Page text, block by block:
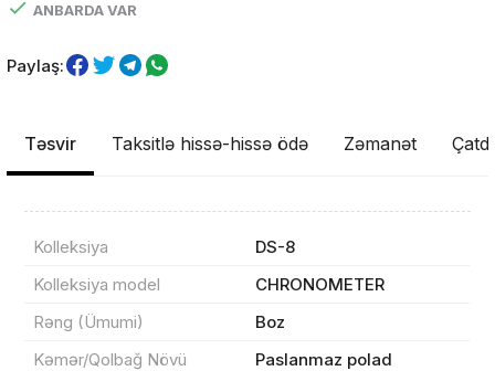
ANBARDA VAR
Paylaş:
Təsvir Taksitlə hissə-hissə ödə Zəmanət
Kolleksiya
DS-8
Kolleksiya model
CHRONOMETER
Rəng (Ümumi)
Boz
Kəmər/Qolbağ Növü
Paslanmaz polad